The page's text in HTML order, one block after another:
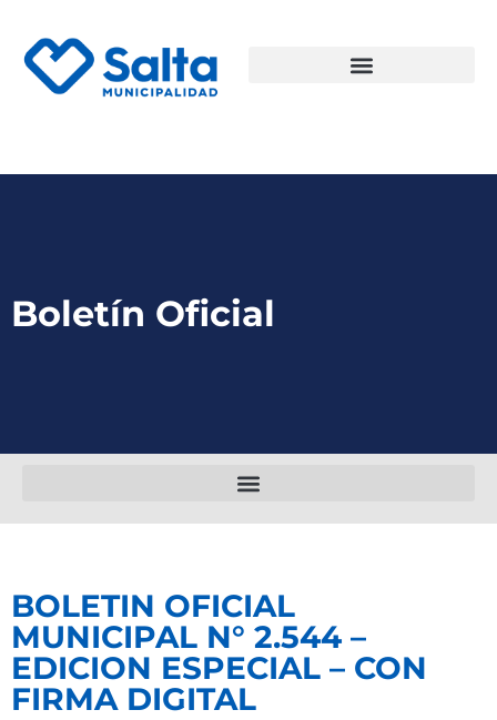
Boletín Oficial
BOLETIN OFICIAL
MUNICIPAL N° 2.544 –
EDICION ESPECIAL – CON
FIRMA DIGITAL